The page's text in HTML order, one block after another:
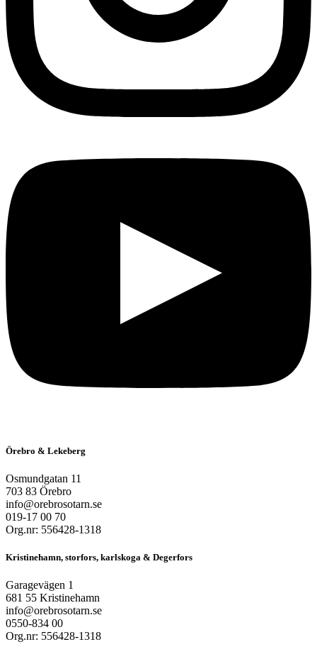
Örebro & Lekeberg
Osmundgatan 11
703 83 Örebro
info@orebrosotarn.se
019-17 00 70
Org.nr: 556428-1318
Kristinehamn, storfors, karlskoga & Degerfors
Garagevägen 1
681 55 Kristinehamn
info@orebrosotarn.se
0550-834 00
Org.nr: 556428-1318